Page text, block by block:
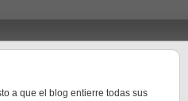
a que el blog entierre todas sus